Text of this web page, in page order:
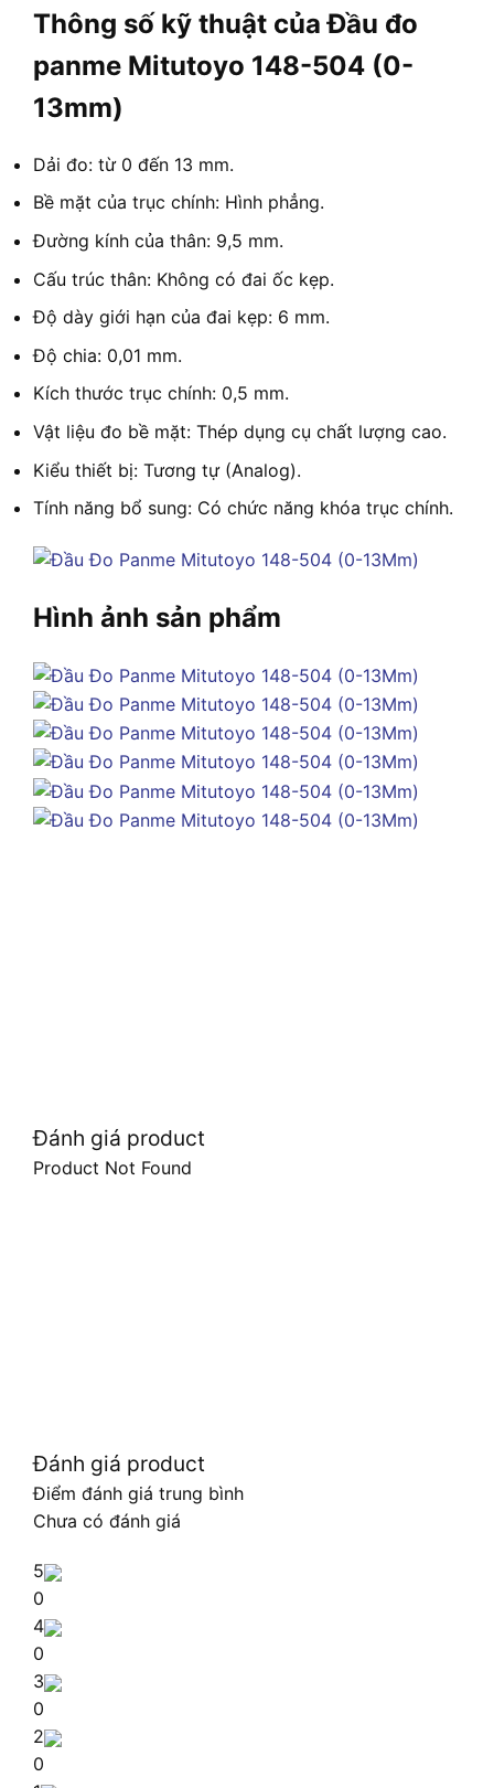
Thông số kỹ thuật của Đầu đo
panme Mitutoyo 148-504 (0-
13mm)
Dải đo: từ 0 đến 13 mm.
Bề mặt của trục chính: Hình phẳng.
Đường kính của thân: 9,5 mm.
Cấu trúc thân: Không có đai ốc kẹp.
Độ dày giới hạn của đai kẹp: 6 mm.
Độ chia: 0,01 mm.
Kích thước trục chính: 0,5 mm.
Vật liệu đo bề mặt: Thép dụng cụ chất lượng cao.
Kiểu thiết bị: Tương tự (Analog).
Tính năng bổ sung: Có chức năng khóa trục chính.
Hình ảnh sản phẩm
Đánh giá product
Product Not Found
Đánh giá product
Điểm đánh giá trung bình
Chưa có đánh giá
5
0
4
0
3
0
2
0